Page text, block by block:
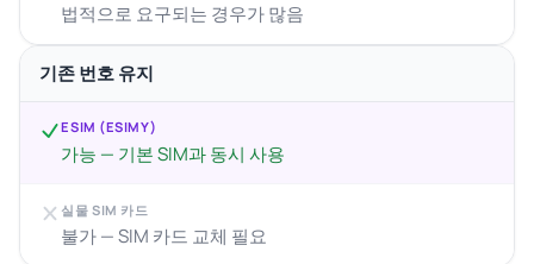
법적으로 요구되는 경우가 많음
기존 번호 유지
ESIM (ESIMY)
가능 — 기본 SIM과 동시 사용
실물 SIM 카드
불가 — SIM 카드 교체 필요